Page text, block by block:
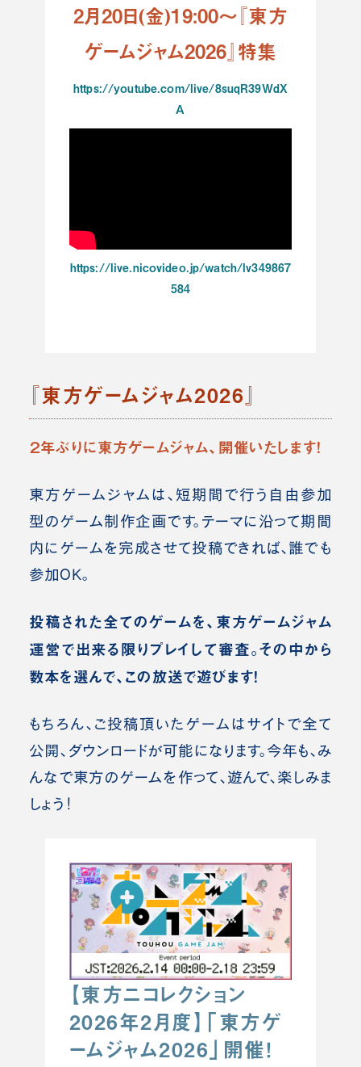
2月20日(金)19:00～『東方
ゲームジャム2026』特集
https://youtube.com/live/8suqR39WdX
A
https://live.nicovideo.jp/watch/lv349867
584
『東方ゲームジャム2026』
２年ぶりに東方ゲームジャム、開催いたします！
東方ゲームジャムは、短期間で行う自由参加
型のゲーム制作企画です。テーマに沿って期間
内にゲームを完成させて投稿できれば、誰でも
参加OK。
投稿された全てのゲームを、東方ゲームジャム
運営で出来る限りプレイして審査。その中から
数本を選んで、この放送で遊びます！
もちろん、ご投稿頂いたゲームはサイトで全て
公開、ダウンロードが可能になります。今年も、み
んなで東方のゲームを作って、遊んで、楽しみま
しょう！
【東方ニコレクション
2026年2月度】「東方ゲ
ームジャム2026」開催！